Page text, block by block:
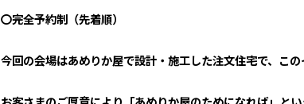
〇完全予約制（先着順）
今回の会場はあめりか屋で設計・施工した注文住宅で、こ